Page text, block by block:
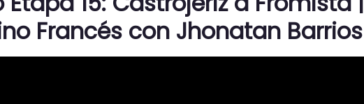
Francés con Jhonatan Barrios